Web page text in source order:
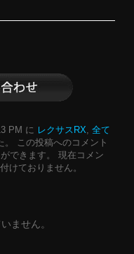
PM に レクサスRX, 全て
この投稿へのコメント
できます。 現在コメン
けておりません。
ません。